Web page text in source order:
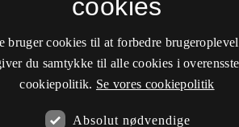
cookies
bruger cookies til at forbedre
du samtykke til alle cookies i
cookiepolitik. Se vores cookiepolitik
Absolut nødvendige